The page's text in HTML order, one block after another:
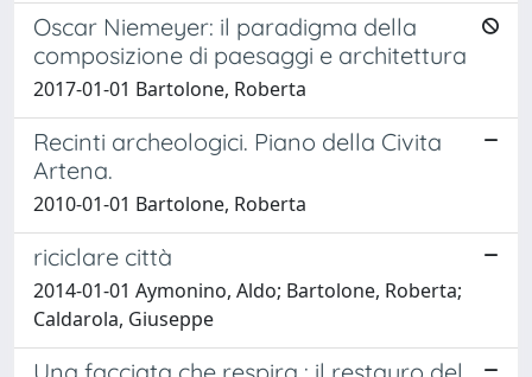
Oscar Niemeyer: il paradigma della
composizione di paesaggi e architettura
2017-01-01 Bartolone, Roberta
Recinti archeologici. Piano della Civita
Artena.
2010-01-01 Bartolone, Roberta
riciclare città
2014-01-01 Aymonino, Aldo; Bartolone, Roberta;
Caldarola, Giuseppe